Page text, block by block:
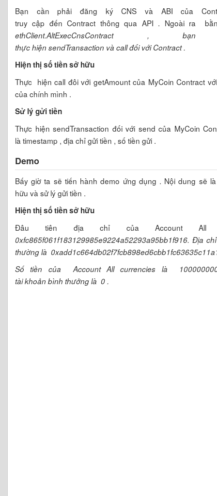
Bạn cần phải đăng ký CNS và ABI của
truy cập đến Contract thông qua API . Ngoài ra
ethClient.AltExecCnsContract ,
thực hiện sendTransaction và call đối với Contract .
Hiện thị số tiền sở hữu
Thực hiện call đôi với getAmount của MyCoin Contract
của chính mình .
Sử lý gửi tiền
Thực hiện sendTransaction đối với send của MyCoin
là timestamp , địa chỉ gửi tiền , số tiền gửi .
Demo
Bấy giờ ta sẽ tiến hành demo ứng dụng . Nội dung sẽ
hữu và sử lý gửi tiền .
Hiện thị số tiền sở hữu
Đâu tiên địa chỉ của Account All
0xfc865f061f183129985e9224a52293a95bb1f916. Địa
thường là
Số tiền của Account All currencies là
tài khoản bình thưởng là 0 .